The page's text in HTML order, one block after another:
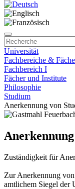
Universität
Fachbereiche &
Fachbereich I
Fächer und Institute
Philosophie
Studium
Anerkennung von
Zuständigkeit für
Zur Anerkennung
amtlichem Siegel der